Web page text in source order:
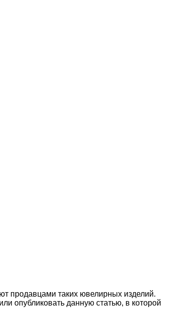
продавцами таких ювелирных изделий.
опубликовать данную статью, в которой